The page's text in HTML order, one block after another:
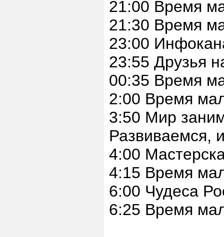
21:00 Время
21:30 Время
23:00
23:55 Друзья
00:35 Время
2:00 Время
3:50 Мир
Развиваемся,
4:00
4:15 Время
6:00 Чудеса
6:25 Время